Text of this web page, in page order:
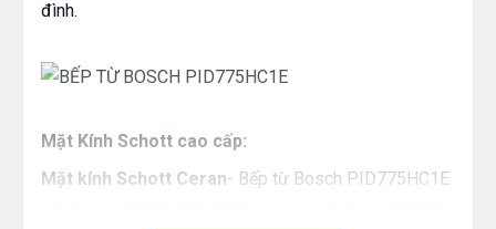
đình.
Mặt Kính Schott cao cấp:
Mặt kính Schott Ceran- Bếp từ Bosch PID775HC1E